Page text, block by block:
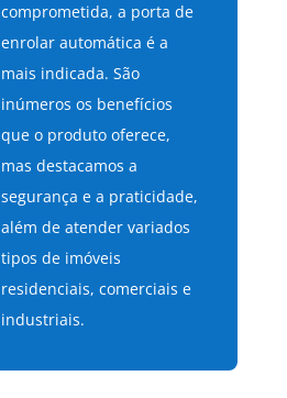
comprometida, a porta de
enrolar automática é a
mais indicada. São
inúmeros os benefícios
que o produto oferece,
mas destacamos a
segurança e a praticidade,
além de atender variados
tipos de imóveis
residenciais, comerciais e
industriais.